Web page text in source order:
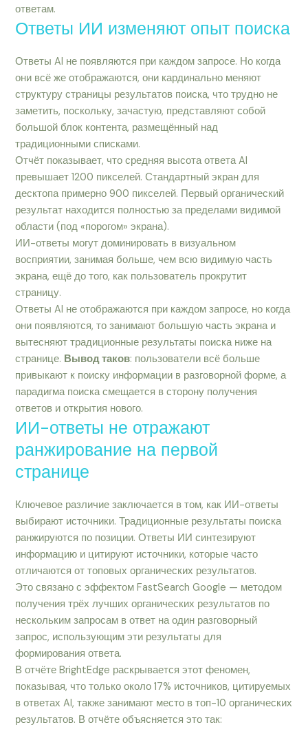
ответам.
Ответы ИИ изменяют опыт поиска
Ответы AI не появляются при каждом запросе. Но когда
они всё же отображаются, они кардинально меняют
структуру страницы результатов поиска, что трудно не
заметить, поскольку, зачастую, представляют собой
большой блок контента, размещённый над
традиционными списками.
Отчёт показывает, что средняя высота ответа AI
превышает 1200 пикселей. Стандартный экран для
десктопа примерно 900 пикселей. Первый органический
результат находится полностью за пределами видимой
области (под «порогом» экрана).
ИИ-ответы могут доминировать в визуальном
восприятии, занимая больше, чем всю видимую часть
экрана, ещё до того, как пользователь прокрутит
страницу.
Ответы AI не отображаются при каждом запросе, но когда
они появляются, то занимают большую часть экрана и
вытесняют традиционные результаты поиска ниже на
странице. Вывод таков: пользователи всё больше
привыкают к поиску информации в разговорной форме, а
парадигма поиска смещается в сторону получения
ответов и открытия нового.
ИИ-ответы не отражают
ранжирование на первой
странице
Ключевое различие заключается в том, как ИИ-ответы
выбирают источники. Традиционные результаты поиска
ранжируются по позиции. Ответы ИИ синтезируют
информацию и цитируют источники, которые часто
отличаются от топовых органических результатов.
Это связано с эффектом FastSearch Google — методом
получения трёх лучших органических результатов по
нескольким запросам в ответ на один разговорный
запрос, использующим эти результаты для
формирования ответа.
В отчёте BrightEdge раскрывается этот феномен,
показывая, что только около 17% источников, цитируемых
в ответах AI, также занимают место в топ-10 органических
результатов. В отчёте объясняется это так: